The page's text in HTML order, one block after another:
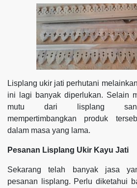
Lisplang ukir jati perhutani
ini lagi banyak diperlukan. Selain
mutu dari lisplang
mempertimbangkan produk
dalam masa yang lama.
Pesanan Lisplang Ukir Kayu Jati
Sekarang telah banyak jasa
pesanan lisplang. Perlu diketahui